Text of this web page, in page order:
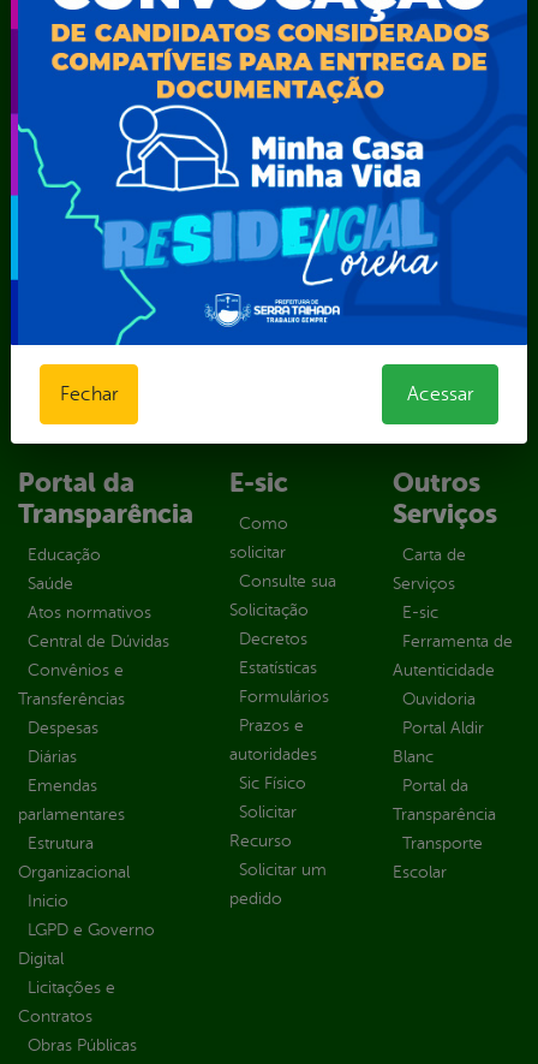
Secretaria Municipal de Administração – SAD
Secretaria Municipal de Agricultura e Recursos Hídricos –
SEMARH / Secretaria de Agricultura Familiar – SEMAF
Secretaria Municipal de Educação – SEST
Secretaria Municipal de Esporte e Lazer – SEMEL
Secretaria Municipal de Finanças – SECFIN
Secretaria Municipal de Governo – SEGOV
Secretaria Municipal de Meio Ambiente – SEMA
Secretaria Municipal de Planejamento e Gestão – SEPLAG
Secretaria Municipal de Relações Institucionais – SEMRI
Secretaria Municipal de Saúde – SMS
Secretaria Municipal de Serviços Públicos – SEMUSP
Superintendência de Trânsito e Transportes de Serra
Talhada-STTRANS
Transparência, Fiscalização e Controle
Portal da
Transparência
Educação
Saúde
Atos normativos
Central de Dúvidas
Convênios e
Transferências
Despesas
Diárias
Emendas
parlamentares
Estrutura
Organizacional
Inicio
LGPD e Governo
Digital
Licitações e
Contratos
Obras Públicas
E-sic
Como
solicitar
Consulte sua
Solicitação
Decretos
Estatísticas
Formulários
Prazos e
autoridades
Sic Físico
Solicitar
Recurso
Solicitar um
pedido
Outros
Serviços
Carta de
Serviços
E-sic
Ferramenta de
Autenticidade
Ouvidoria
Portal Aldir
Blanc
Portal da
Transparência
Transporte
Escolar
Fechar Acessar